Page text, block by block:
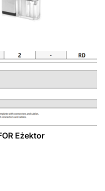
FOR Eżektor